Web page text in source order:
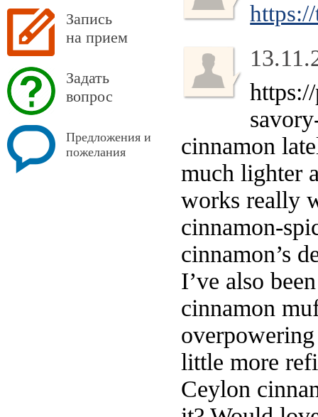
Запись
на прием
Задать
вопрос
Предложения и
пожелания
cinnamon
much lighter
works really
cinnamon-
cinnamon’s
I’ve also
cinnamon
little more
Ceylon